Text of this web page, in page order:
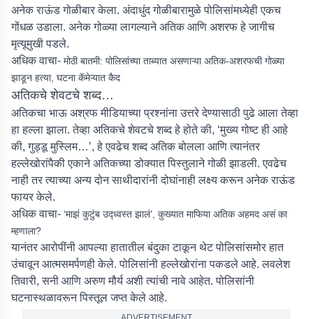
अनेक राऊंड गोळीबार केला. अंदाधुंद गोळीबारामुळे पोलिसांमध्येही एकच
गोंधळ उडाला. अनेक गोळ्या लागल्याने अतिक आणि अशरफ हे जागीच
मृत्यूमुखी पडले.
अधिक वाचा- मोठी बातमी: पोलिसांच्या ताब्यात असणाऱ्या अतिक-अशरफची गोळ्या
झाडून हत्या, घटना कॅमेऱ्यात कैद
अतिकचे शेवटचे शब्द…
अतिकचा भाऊ अश्रफ मीडियाच्या प्रश्नांना उत्तरे देण्यासाठी पुढे आला तेव्हा
हा हल्ला झाला. तेव्हा अतिकचे शेवटचे शब्द हे होते की, ‘मुख्य गोष्ट ही आहे
की, गुड्डू मुस्लिम…’, हे एवढेच शब्द अतिक बोलला आणि त्यानंतर
हल्लेखोरांपैकी एकाने अतिकच्या डोक्यात पिस्तुलाने गोळी झाडली. एवढेच
नाही तर त्याच्या अन्य दोन साथीदारांनी दोघांनाही लक्ष्य करून अनेक राऊंड
फायर केले.
अधिक वाचा- ‘माझं कुटुंब उद्ध्वस्त झालं’, कुख्यात माफिया अतिक अहमद असं का
म्हणाला?
यानंतर आरोपींनी आपल्या हातातील बंदुका टाकून थेट पोलिसांसमोर हात
उंचावून आत्मसमर्पणही केले. पोलिसांनी हल्लेखोरांना पकडले आहे. लवलेश
तिवारी, सनी आणि अरुण मौर्य अशी त्यांची नावे आहेत. पोलिसांनी
घटनास्थळावरून पिस्तूल जप्त केले आहे.